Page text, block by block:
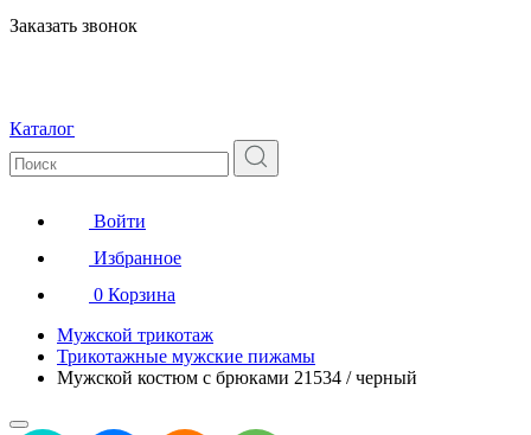
Заказать звонок
Каталог
Войти
Избранное
0 Корзина
Мужской трикотаж
Трикотажные мужские пижамы
Мужской костюм с брюками 21534 / черный